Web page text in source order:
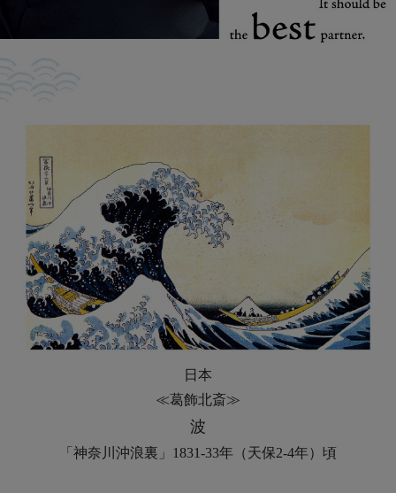
日本
≪葛飾北斎≫
波
「神奈川沖浪裏」1831-33年（天保2-4年）頃